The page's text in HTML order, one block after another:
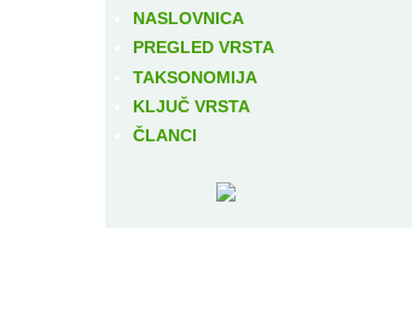
NASLOVNICA
PREGLED VRSTA
TAKSONOMIJA
KLJUČ VRSTA
ČLANCI